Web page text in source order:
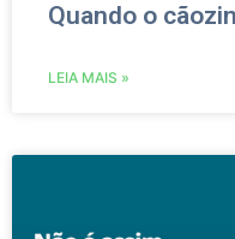
Quando o
LEIA MAIS »